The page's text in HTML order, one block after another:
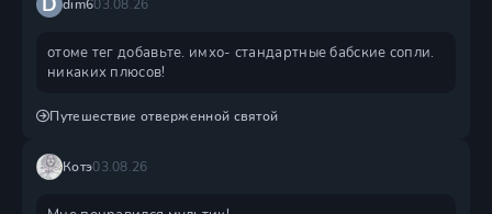
dim603.08.26
отоме тег добавьте. имхо- стандартные бабские сопли.
никаких плюсов!
Путешествие отверженной святой
Котэ03.08.26